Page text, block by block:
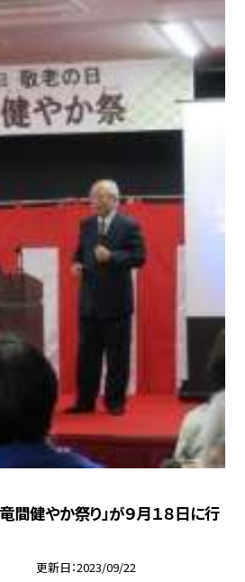
間健やか祭り」が９月１８日に行
更新日 2023/09/22